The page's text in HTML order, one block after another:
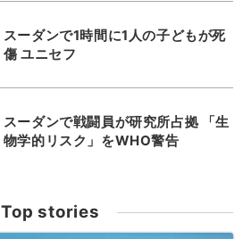
スーダンで1時間に1人の子どもが死
傷 ユニセフ
スーダンで戦闘員が研究所占拠 「生
物学的リスク」をWHO警告
Top stories